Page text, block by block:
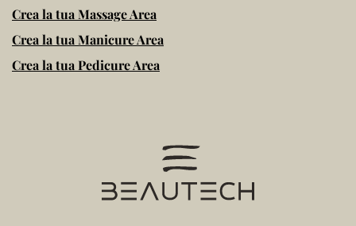
Crea la tua Massage Area
Crea la tua Manicure Area
Crea la tua Pedicure Area